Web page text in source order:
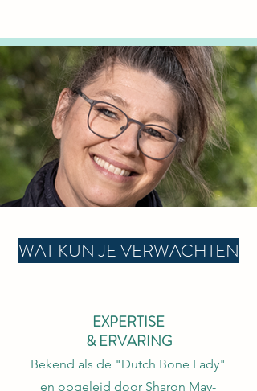
WAT KUN JE VERWACHTEN
EXPERTISE
& ERVARING
Bekend als de "Dutch Bone Lady"
en opgeleid door Sharon May-